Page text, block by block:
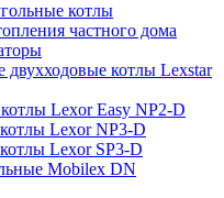
котлы
частного дома
двухходовые котлы Lexstar
Lexor Easy NP2-D
Lexor NP3-D
Lexor SP3-D
Mobilex DN